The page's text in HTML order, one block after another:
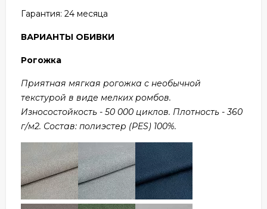
Гарантия: 24 месяца
ВАРИАНТЫ ОБИВКИ
Рогожка
Приятная мягкая рогожка с необычной
текстурой в виде мелких ромбов.
Износостойкость - 50 000 циклов. Плотность - 360
г/м2. Состав: полиэстер (PES) 100%.